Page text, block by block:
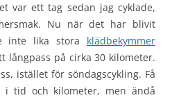
var ett tag sedan jag cyklade,
Nu när det har blivit
inte lika stora klädbekymmer
långpass på cirka 30 kilometer.
istället för söndagscykling. Få
i tid och kilometer, men ändå